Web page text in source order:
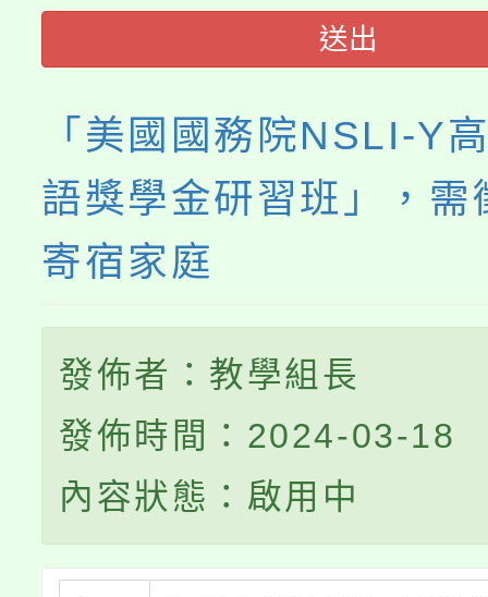
送出
「美國國務院NSLI-Y
語獎學金研習班」，需
寄宿家庭
發佈者：教學組長
發佈時間：2024-03-18
內容狀態：啟用中